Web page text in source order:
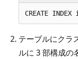
テーブルにクラ
ルに 3 部構成の